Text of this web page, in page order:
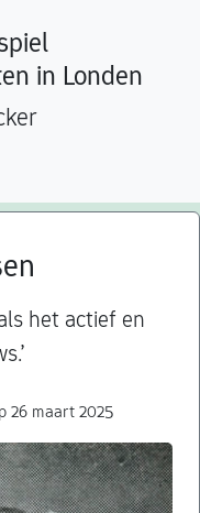
in Londen
het actief en
26 maart 2025